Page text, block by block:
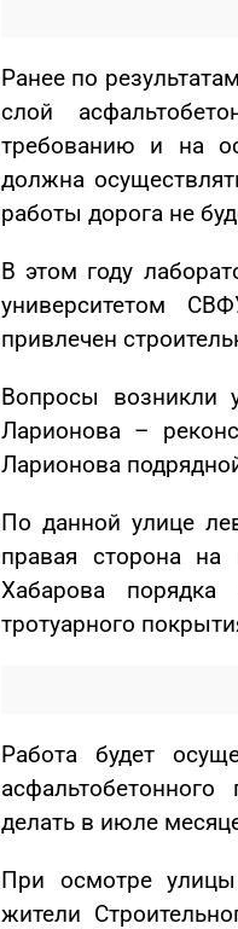
Ранее по
слой
требованию и на
должна
работы дорога не
В этом году
университетом
привлечен
Вопросы возникли
Ларионова –
Ларионова
По данной улице
правая сторона
Хабарова
тротуарного
Работа будет
делать в июле
При осмотре
жители